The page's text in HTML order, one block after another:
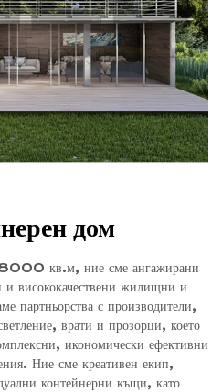
дом
кв.м, ние сме ангажирани
и висококачествени жилищни и
партньорства с производители,
врати и прозорци, което
икономически ефективни
Ние сме креативен екип,
контейнерни къщи, като